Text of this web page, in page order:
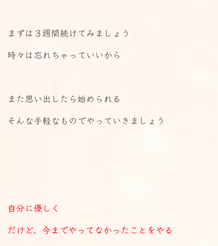
まずは３週間続けてみましょう
時々は忘れちゃっていいから
また思い出したら始められる
そんな手軽なものでやっていきましょう
自分に優しく
だけど、今までやってなかったことをやる